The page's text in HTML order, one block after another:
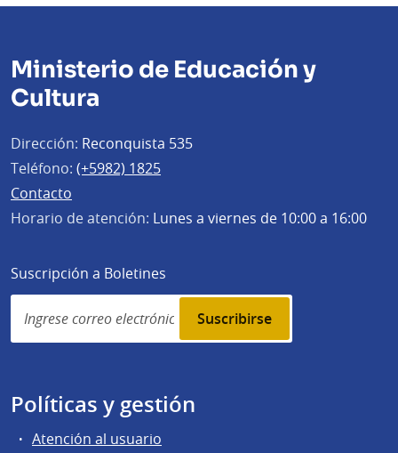
Ministerio de Educación y
Cultura
Dirección: Reconquista 535
Teléfono: (+5982) 1825
Contacto
Horario de atención: Lunes a viernes de 10:00 a 16:00
Suscripción a Boletines
Simplenews
subscription
Políticas y gestión
Atención al usuario